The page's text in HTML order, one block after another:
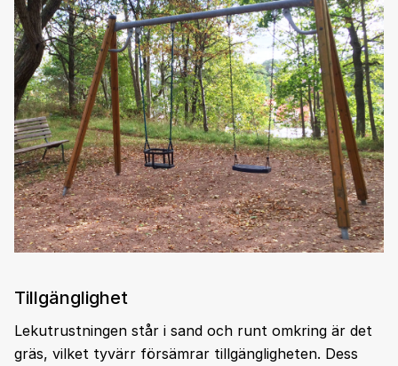
Tillgänglighet
Lekutrustningen står i sand och runt omkring är det
gräs, vilket tyvärr försämrar tillgängligheten. Dess